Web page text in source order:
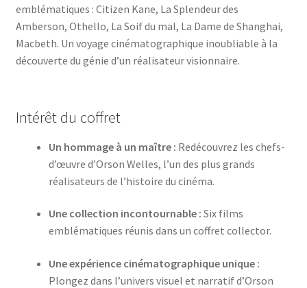
emblématiques : Citizen Kane, La Splendeur des
Amberson, Othello, La Soif du mal, La Dame de Shanghai,
Macbeth. Un voyage cinématographique inoubliable à la
découverte du génie d’un réalisateur visionnaire.
Intérêt du coffret
Un hommage à un maître : Redécouvrez les chefs-
d’œuvre d’Orson Welles, l’un des plus grands
réalisateurs de l’histoire du cinéma.
Une collection incontournable : Six films
emblématiques réunis dans un coffret collector.
Une expérience cinématographique unique :
Plongez dans l’univers visuel et narratif d’Orson